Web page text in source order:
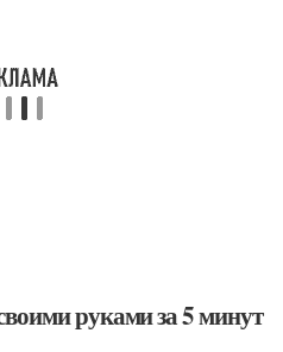
руками за 5 минут